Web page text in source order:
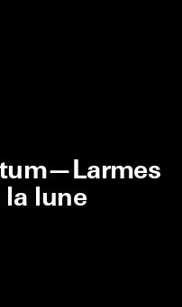
la lune